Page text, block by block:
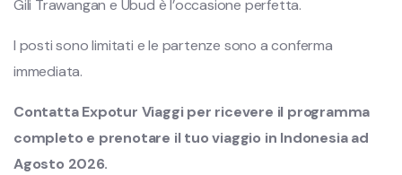
Gili Trawangan e Ubud è l’occasione perfetta.
I posti sono limitati e le partenze sono a conferma
immediata.
Contatta Expotur Viaggi per ricevere il programma
completo e prenotare il tuo viaggio in Indonesia ad
Agosto 2026.